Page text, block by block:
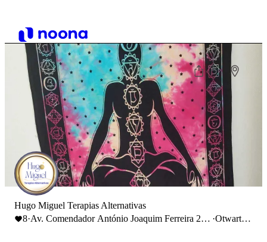
Hugo Miguel Terapias Alternativas
8·Av. Comendador António Joaquim Ferreira 25
·Otwarte